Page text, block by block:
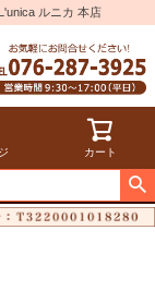
ルニカ 本店
カート